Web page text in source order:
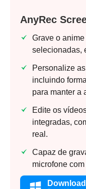
AnyRec
Grave o
selecionadas,
Personalize
incluindo
para manter a
Edite os
integradas,
real.
Capaz de
microfone